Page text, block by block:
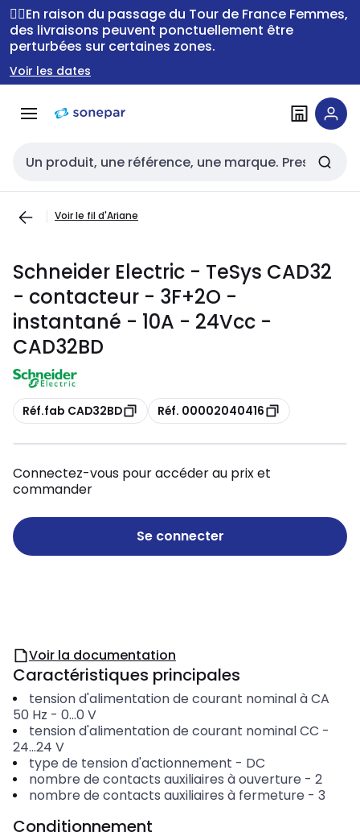
Passer à la
navigation
Passer
au
contenu
🚴‍♂️En raison du passage du Tour de France Femmes,
des livraisons peuvent ponctuellement être
perturbées sur certaines zones.
Voir les dates
Entrée de recherche
Voir le fil d'Ariane
Schneider Electric - TeSys CAD32
- contacteur - 3F+2O -
instantané - 10A - 24Vcc -
CAD32BD
Copie
Réf.fab CAD32BD Copie
Réf. 00002040416
Connectez-vous pour accéder au prix et
commander
Se connecter
Voir la documentation
Caractéristiques principales
tension d'alimentation de courant nominal à CA
50 Hz - 0...0 V
tension d'alimentation de courant nominal CC -
24...24 V
type de tension d'actionnement - DC
nombre de contacts auxiliaires à ouverture - 2
nombre de contacts auxiliaires à fermeture - 3
Conditionnement